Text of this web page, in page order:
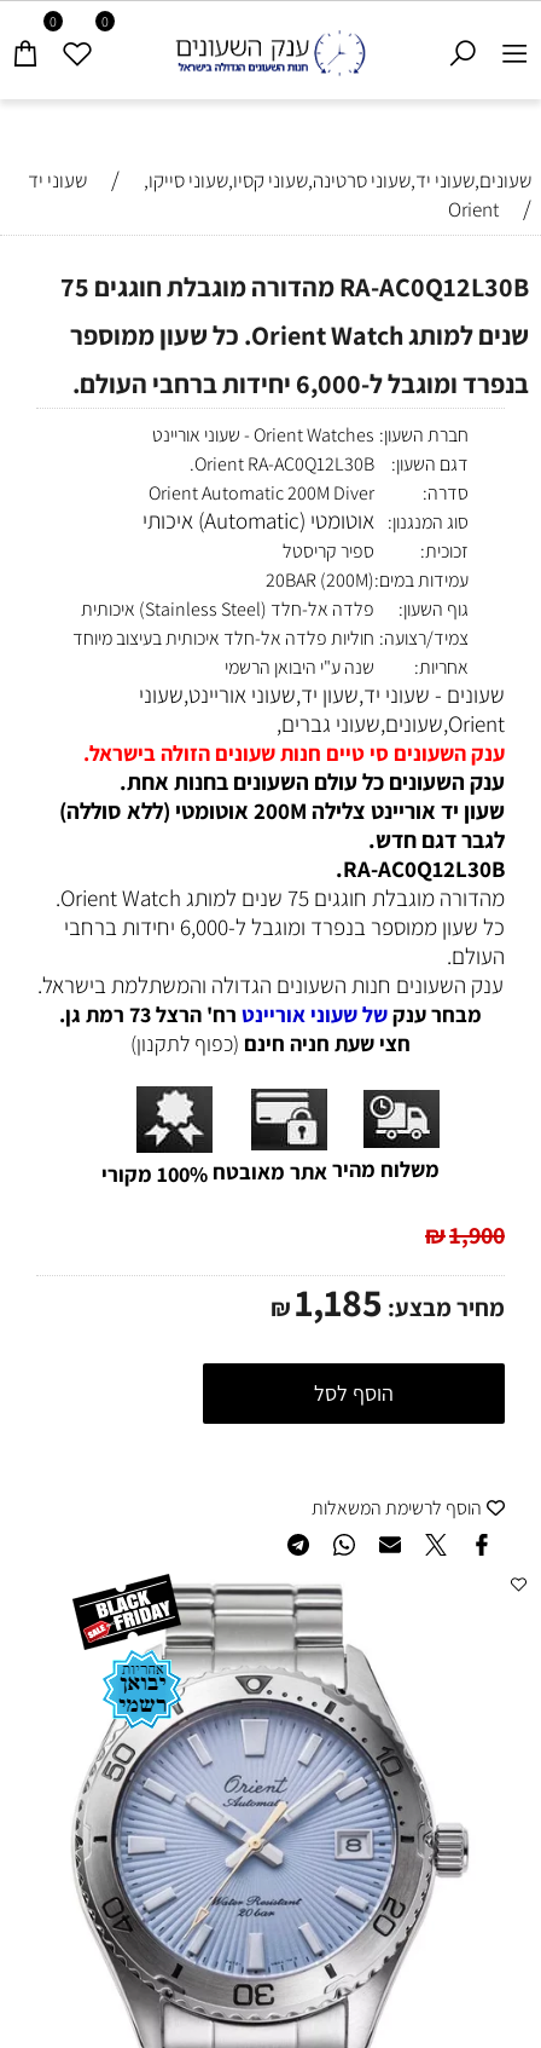
0 0
שעונים,שעוני יד,שעוני סרטינה,שעוני קסיו,שעוני סייקו, / שעוני יד
/
Orient
RA-AC0Q12L30B מהדורה מוגבלת חוגגים 75
שנים למותג Orient Watch. כל שעון ממוספר
בנפרד ומוגבל ל-6,000 יחידות ברחבי העולם.
חברת השעון: Orient Watches - שעוני אוריינט
דגם השעון:
Orient RA-AC0Q12L30B.
סדרה:
Orient Automatic 200M Diver
סוג המנגנון: אוטומטי (Automatic) איכותי
זכוכית:
ספיר קריסטל
עמידות במים:20BAR (200M)
גוף השעון:
פלדה אל-חלד (Stainless Steel) איכותית
צמיד/רצועה: חוליות פלדה אל-חלד איכותית בעיצוב מיוחד
אחריות:
שנה ע"י היבואן הרשמי
שעונים - שעוני יד,שעון יד,שעוני אוריינט,שעוני
Orient,שעונים,שעוני גברים,
ענק השעונים סי טיים חנות שעונים הזולה בישראל.
ענק השעונים כל עולם השעונים בחנות אחת.
שעון יד אוריינט צלילה 200M אוטומטי (ללא סוללה)
לגבר דגם חדש.
RA-AC0Q12L30B.
מהדורה מוגבלת חוגגים 75 שנים למותג Orient Watch.
כל שעון ממוספר בנפרד ומוגבל ל-6,000 יחידות ברחבי
העולם.
ענק השעונים חנות השעונים הגדולה והמשתלמת בישראל.
מבחר ענקשל שעוני אוריינט רח' הרצל 73 רמת גן.
חצי שעת חניה חינם (כפוף לתקנון)
משלוח מהיראתר מאובטח 100% מקורי
₪1,900
מחיר מבצע: ₪1,185
הוסף לסל
הוסף לרשימת המשאלות